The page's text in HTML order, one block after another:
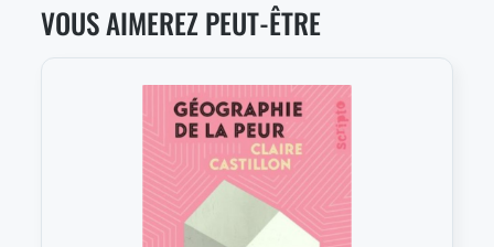
VOUS AIMEREZ PEUT-ÊTRE